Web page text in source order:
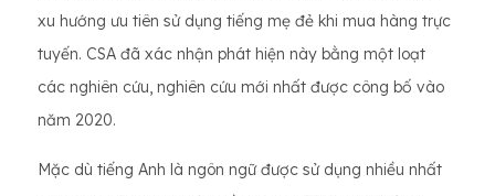
xu hướng ưu tiên sử dụng tiếng mẹ đẻ khi mua hàng trực
tuyến. CSA đã xác nhận phát hiện này bằng một loạt
các nghiên cứu, nghiên cứu mới nhất được công bố vào
năm 2020.
Mặc dù tiếng Anh là ngôn ngữ được sử dụng nhiều nhất